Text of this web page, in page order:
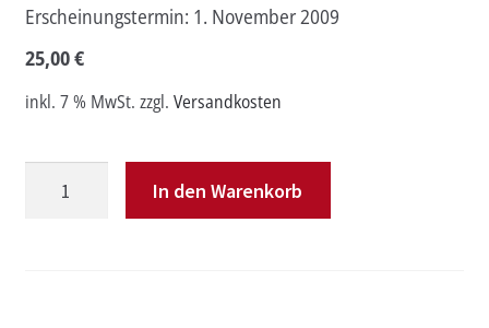
Erscheinungstermin: 1. November 2009
25,00€
inkl. 7 % MwSt. zzgl. Versandkosten
In den Warenkorb